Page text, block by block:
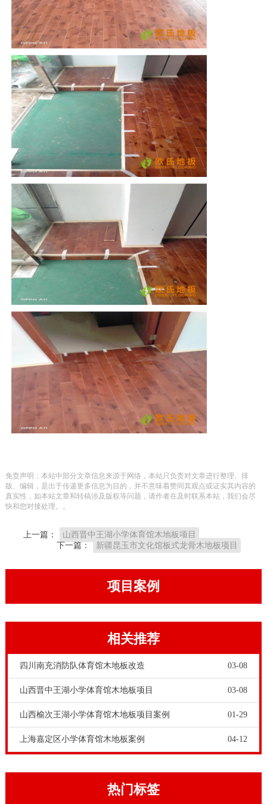
免责声明：本站中部分文章信息来源于网络，本站只负责对文章进行整理、排
版、编辑，是出于传递更多信息为目的，并不意味着赞同其观点或证实其内容的
真实性，如本站文章和转稿涉及版权等问题，请作者在及时联系本站，我们会尽
快和您对接处理。。
上一篇：
山西晋中王湖小学体育馆木地板项目
下一篇：
新疆昆玉市文化馆板式龙骨木地板项目
项目案例
相关推荐
四川南充消防队体育馆木地板改造 03-08
山西晋中王湖小学体育馆木地板项目 03-08
山西榆次王湖小学体育馆木地板项目案例 01-29
上海嘉定区小学体育馆木地板案例 04-12
热门标签